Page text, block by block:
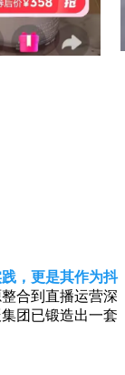
，更是其作为抖
合到直播运营深
团已锻造出一套